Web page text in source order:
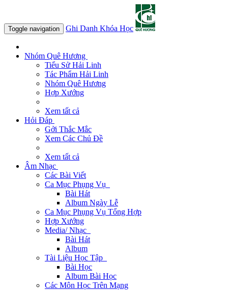
Toggle navigation Ghi Danh Khóa Học
Nhóm Quê Hương
Tiểu Sử Hải Linh
Tác Phẩm Hải Linh
Nhóm Quê Hương
Hợp Xướng
Xem tất cả
Hỏi Đáp
Gởi Thắc Mắc
Xem Các Chủ Đề
Xem tất cả
Âm Nhạc
Các Bài Viết
Ca Mục Phụng Vụ
Bài Hát
Album Ngày Lễ
Ca Mục Phụng Vụ Tổng Hợp
Hợp Xướng
Media/ Nhạc
Bài Hát
Album
Tài Liệu Học Tập
Bài Học
Album Bài Học
Các Môn Học Trên Mạng